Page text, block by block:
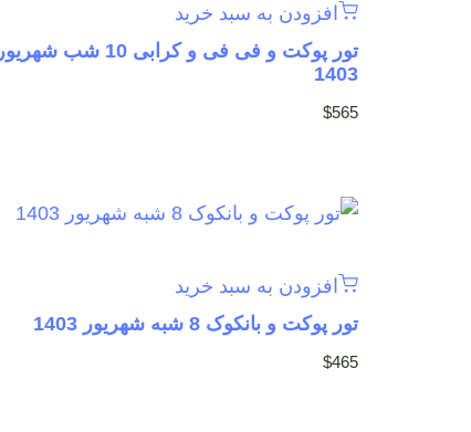
افزودن به سبد خرید
تور پوکت و فی فی و کرابی 10 شب شهریور
1403
$565
افزودن به سبد خرید
تور پوکت و بانکوک 8 شبه شهریور 1403
$465